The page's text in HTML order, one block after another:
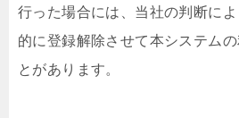
行った場合には、当社の判断に
的に登録解除させて本システム
とがあります。